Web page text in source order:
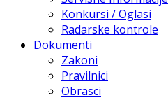
Konkursi / Oglasi
Radarske kontrole
Dokumenti
Zakoni
Pravilnici
Obrasci